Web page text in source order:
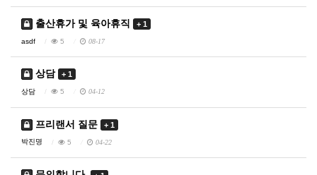
출산휴가 및 육아휴직 + 1
asdf 5 08-17
상담 + 1
상담 5 04-12
프리랜서 질문 + 1
박진명 5 04-22